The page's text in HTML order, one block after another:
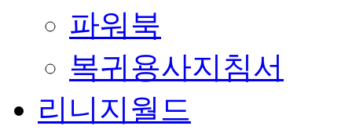
파워북
복귀용사지침서
리니지월드